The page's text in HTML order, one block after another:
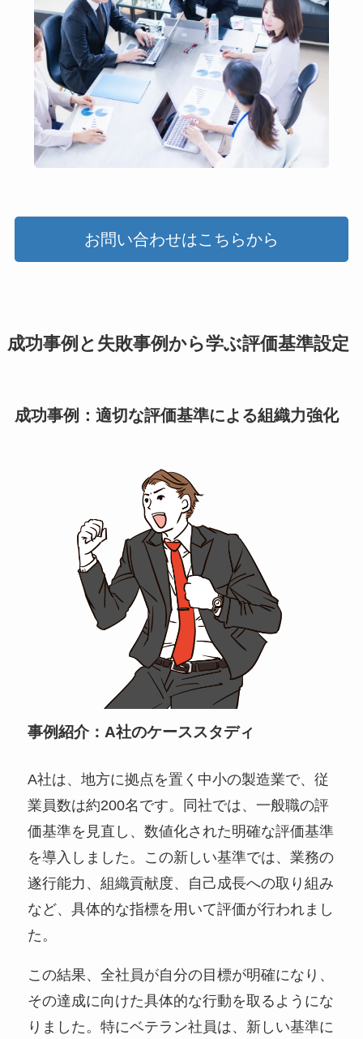
お問い合わせはこちらから
成功事例と失敗事例から学ぶ評価基準設定
成功事例：適切な評価基準による組織力強化
事例紹介：A社のケーススタディ
A社は、地方に拠点を置く中小の製造業で、従
業員数は約200名です。同社では、一般職の評
価基準を見直し、数値化された明確な評価基準
を導入しました。この新しい基準では、業務の
遂行能力、組織貢献度、自己成長への取り組み
など、具体的な指標を用いて評価が行われまし
た。
この結果、全社員が自分の目標が明確になり、
その達成に向けた具体的な行動を取るようにな
りました。特にベテラン社員は、新しい基準に